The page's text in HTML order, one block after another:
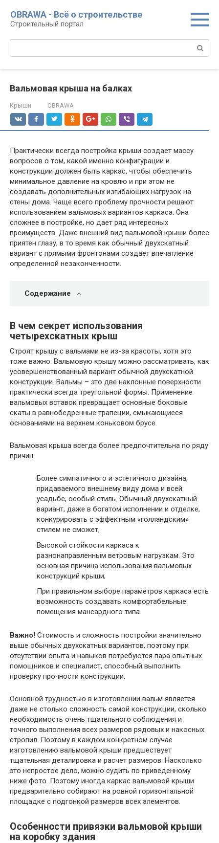
контенту
OBRAWA - Всё о строительстве
Строительный портал
Вальмовая крыша на балках
Крыши OBRAWA
Практически всегда постройка крыши создает массу
вопросов о том, какой именно конфигурации и
конструкции должен быть каркас, чтобы обеспечить
минимальное давление на кровлю и при этом не
создавать дополнительных изгибающих нагрузок на
стены дома. Чаще всего проблему прочности решают
использованием вальмовых вариантов каркаса. Она
сложнее в постройке, но дает ряд интересных
преимуществ. Даже внешний вид вальмовой крыши более
приятен глазу, в то время как обычный двухскатный
вариант с прямыми фронтонами создает впечатление
определенной незаконченности.
Содержание
В чем секрет использования
четырехскатных крыш
Строят крышу с вальмами не из-за красоты, хотя это
тоже важно. Вальмовую крышу можно рассматривать, как
усовершенствованный вариант обычной двухскатной
конструкции. Вальмы – это две наклонные поверхности
практически всегда треугольной формы. Применение
вальмовых вставок превращает основные боковые
скаты в равнобедренные трапеции, смыкающиеся
основаниями на верхнем коньковом брусе.
Вальмовая крыша всегда более предпочтительна по ряду
причин:
Более симпатичного и эстетичного дизайна,
придаваемого внешнему виду дома и всей
усадьбе, особый стиль. Обычный двухскатный
вариант, даже в богатом исполнении и отделке,
конкурировать с эффектным «голландским»
стилем не сможет;
Высокой стойкости каркаса к
разнонаправленным ветровым нагрузкам. Это
основная причина использования вальмовых
конструкций крыши;
При правильном выборе параметров каркаса есть
возможность создавать комфортабельные
помещения мансардного типа.
Важно! Стоимость и сложность постройки значительно
выше обычных двухскатных вариантов, поэтому при
отсутствии опыта и навыков потребуются пара опытных
помощников и специалист, способный выполнить
проверку прочности конструкции.
Основной трудностью в изготовлении вальм является
даже не столько сложность самой конструкции, сколько
необходимость очень тщательного соблюдения и
точного выполнения всех размеров рядовых и накосных
стропил. Поэтому в каждом конкретном случае
изготовлению вальмовой крыши предшествует
тщательная деталировка и расчет размеров. Насколько
это непростое дело, можно судить по приведенному
ниже фото. Поэтому иногда каркас вальмовой крыши
предварительно собирают на ровной горизонтальной
площадке с подгонкой размеров всех элементов.
Особенности привязки вальмовой крыши
на коробку здания